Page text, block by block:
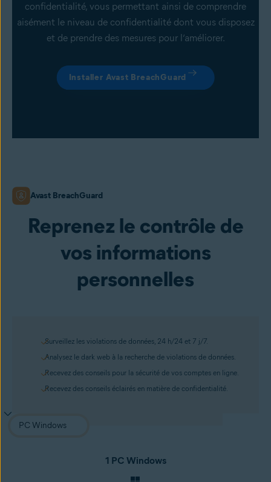
confidentialité, vous permettant ainsi de comprendre
aisément le niveau de confidentialité dont vous disposez
et de prendre des mesures pour l’améliorer.
Installer Avast BreachGuard
Avast BreachGuard
Reprenez le contrôle de
vos informations
personnelles
Surveillez les violations de données, 24 h/24 et 7 j/7.
Analysez le dark web à la recherche de violations de données.
Recevez des conseils pour la sécurité de vos comptes en ligne.
Recevez des conseils éclairés en matière de confidentialité.
1 PC Windows